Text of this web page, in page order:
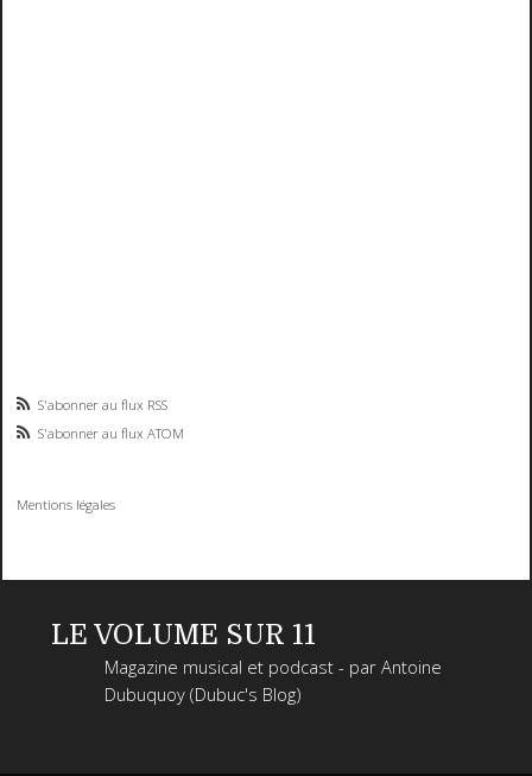
S'abonner au flux RSS
S'abonner au flux ATOM
Mentions légales
LE VOLUME SUR 11
Magazine musical et podcast - par Antoine
Dubuquoy (Dubuc's Blog)